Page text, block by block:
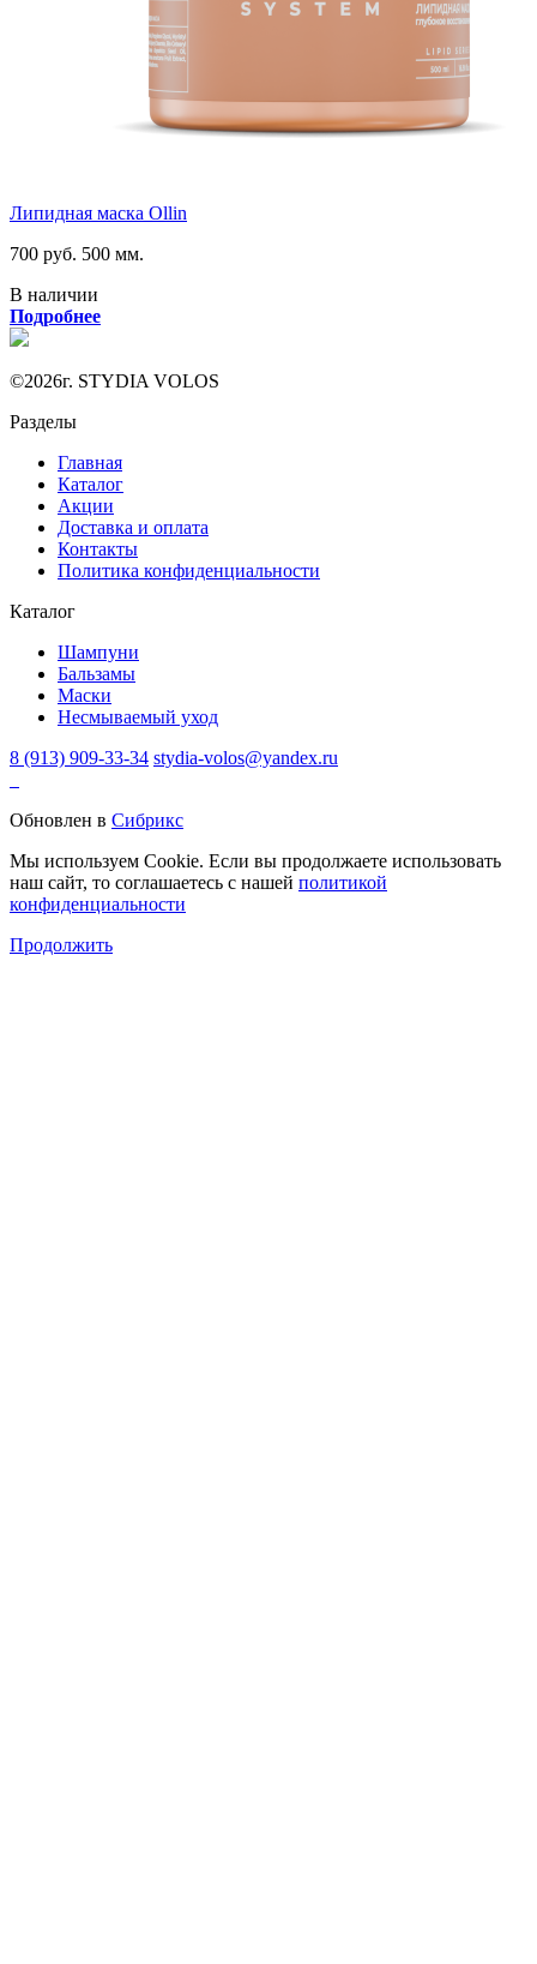
Липидная маска Ollin
700 руб. 500 мм.
В наличии
Подробнее
©2026г. STYDIA VOLOS
Разделы
Главная
Каталог
Акции
Доставка и оплата
Контакты
Политика конфиденциальности
Каталог
Шампуни
Бальзамы
Маски
Несмываемый уход
8 (913) 909-33-34 stydia-volos@yandex.ru
Обновлен в Сибрикс
Мы используем Cookie. Если вы продолжаете использовать
наш сайт, то соглашаетесь с нашей политикой
конфиденциальности
Продолжить